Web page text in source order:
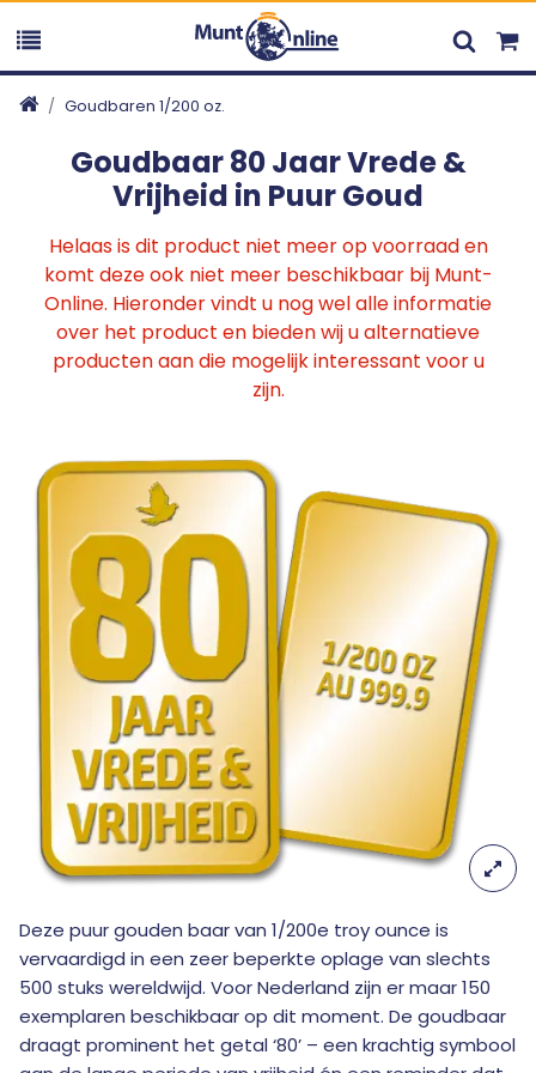
Goudbaren 1/200 oz.
Goudbaar 80 Jaar Vrede &
Vrijheid in Puur Goud
Helaas is dit product niet meer op voorraad en
komt deze ook niet meer beschikbaar bij Munt-
Online. Hieronder vindt u nog wel alle informatie
over het product en bieden wij u alternatieve
producten aan die mogelijk interessant voor u
zijn.
Deze puur gouden baar van 1/200e troy ounce is
vervaardigd in een zeer beperkte oplage van slechts
500 stuks wereldwijd. Voor Nederland zijn er maar 150
exemplaren beschikbaar op dit moment. De goudbaar
draagt prominent het getal ‘80’ – een krachtig symbool